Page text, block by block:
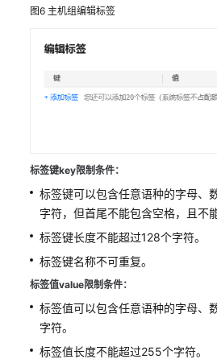
（管
符
式）
索
分
析
（即
将
线
SQL
分
析
图6 主机组编辑标签
标签键key限制条件：
标签键可以包含任意语种的字母、
字符，但首尾不能包含空格，且不
标签键长度不能超过128个字符。
标签键名称不可重复。
标签值value限制条件：
标签值可以包含任意语种的字母、
字符。
标签值长度不能超过255个字符。